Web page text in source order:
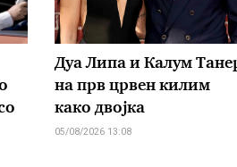
Дуа Липа и Калум
на прв црвен килим
како двојка
05/08/2026 13:08